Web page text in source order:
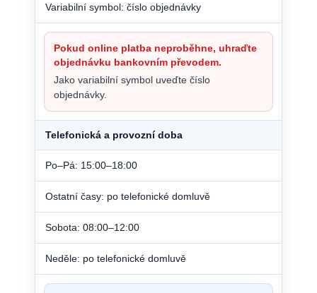
Variabilní symbol: číslo objednávky
Pokud online platba neproběhne, uhraďte
objednávku bankovním převodem.
Jako variabilní symbol uveďte číslo
objednávky.
Telefonická a provozní doba
Po–Pá: 15:00–18:00
Ostatní časy: po telefonické domluvě
Sobota: 08:00–12:00
Neděle: po telefonické domluvě